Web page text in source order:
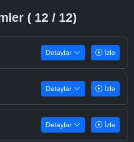
( 12 / 12)
Detaylar İzle
Detaylar İzle
Detaylar İzle